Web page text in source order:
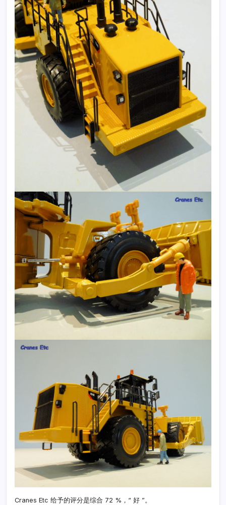
Cranes Etc 给予的评分是综合 72 %，“ 好 ”。